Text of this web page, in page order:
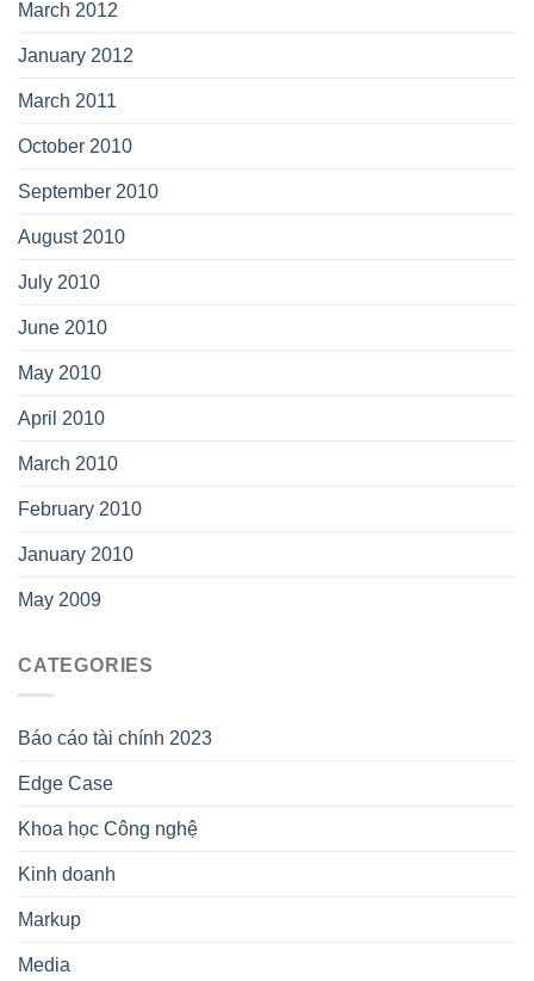
March 2012
January 2012
March 2011
October 2010
September 2010
August 2010
July 2010
June 2010
May 2010
April 2010
March 2010
February 2010
January 2010
May 2009
CATEGORIES
Báo cáo tài chính 2023
Edge Case
Khoa học Công nghệ
Kinh doanh
Markup
Media